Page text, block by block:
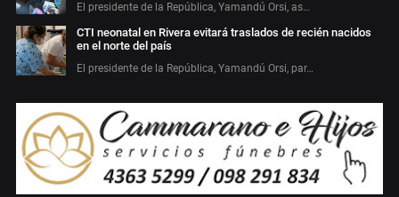
El presidente de la República, Yamandú Orsi, as…
CTI neonatal en Rivera evitará traslados de recién nacidos
en el norte del país
El presidente de la República, Yamandú Orsi, par…